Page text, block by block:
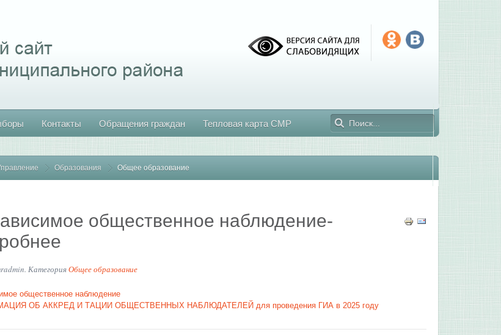
Контакты Обращения граждан Тепловая карта СМР
Образования Общее образование
общественное наблюдение-
КатегорияОбщее образование
общественное наблюдение
ОБ АККРЕД И ТАЦИИ ОБЩЕСТВЕННЫХ НАБЛЮДАТЕЛЕЙ для проведения ГИА в 2025 году